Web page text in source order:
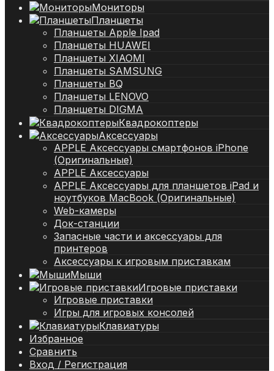
Мониторы
Планшеты
Планшеты Apple Ipad
Планшеты HUAWEI
Планшеты XIAOMI
Планшеты SAMSUNG
Планшеты BQ
Планшеты LENOVO
Планшеты DIGMA
Квадрокоптеры
Аксессуары
APPLE Аксессуары смартфонов iPhone
(Оригинальные)
APPLE Аксессуары
APPLE Аксессуары для планшетов iPad и
ноутбуков MacBook (Оригинальные)
Web-камеры
Док-станции
Запасные части и аксессуары для
принтеров
Аксессуары к игровым приставкам
Мыши
Игровые приставки
Игровые приставки
Игры для игровых консолей
Клавиатуры
Избранное
Сравнить
Вход / Регистрация